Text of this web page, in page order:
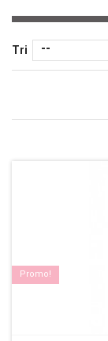
Tri --
Promo!